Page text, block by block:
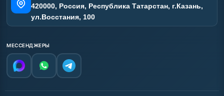
420000, Россия, Республика Татарстан, г.Казань,
ул.Восстания, 100
МЕССЕНДЖЕРЫ